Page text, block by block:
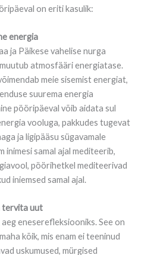
on eriti kasulik:
energia
ja Päikese vahelise nurga
atmosfääri energiatase.
meie sisemist energiat,
suurema energia
pööripäeval võib aidata sul
vooluga, pakkudes tugevat
ja ligipääsu sügavamale
inimesi samal ajal mediteerib,
pöörihetkel mediteerivad
iniemsed samal ajal.
tervita uut
eneserefleksiooniks. See on
kõik, mis enam ei teeninud
uskumused, mürgised